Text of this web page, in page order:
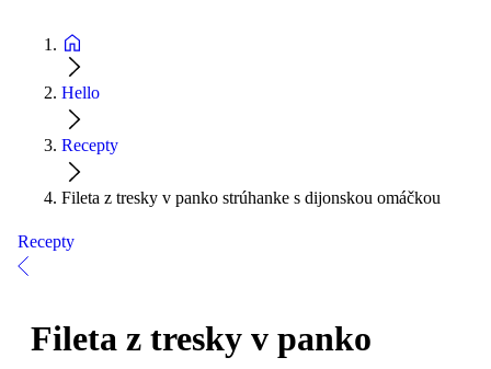
Hello
Recepty
Fileta z tresky v panko strúhanke s dijonskou omáčkou
Recepty
Fileta z tresky v panko